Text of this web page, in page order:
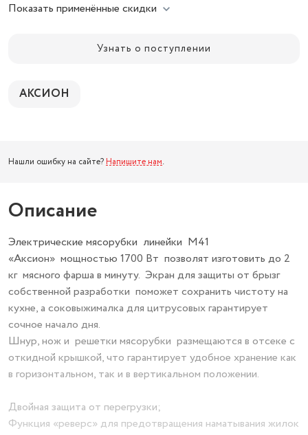
Показать применённые скидки
Узнать о поступлении
АКСИОН
Нашли ошибку на сайте? Напишите нам.
Описание
Электрические мясорубки линейки М41
«Аксион» мощностью 1700 Вт позволят изготовить до 2
кг мясного фарша в минуту. Экран для защиты от брызг
собственной разработки поможет сохранить чистоту на
кухне, а соковыжималка для цитрусовых гарантирует
сочное начало дня.
Шнур, нож и решетки мясорубки размещаются в отсеке с
откидной крышкой, что гарантирует удобное хранение как
в горизонтальном, так и в вертикальном положении.
Двойная защита от перегрузки;
Функция «реверс» для предотвращения наматывания жилок